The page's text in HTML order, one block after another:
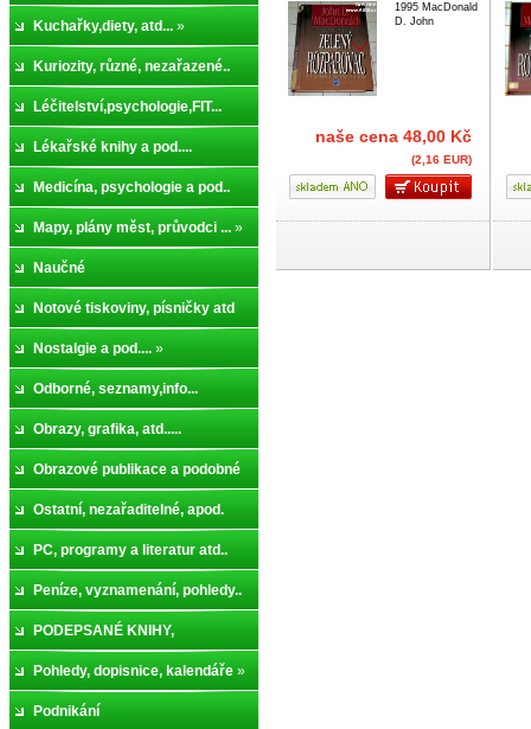
» Kuchařky,diety, atd... »
Kuriozity, různé, nezařazené..
Léčitelství,psychologie,FIT...
Lékařské knihy a pod....
Medicína, psychologie a pod..
Mapy, plány měst, průvodci ... »
Naučné
Notové tiskoviny, písničky atd
Nostalgie a pod.... »
Odborné, seznamy,info...
Obrazy, grafika, atd.....
Obrazové publikace a podobné
Ostatní, nezařaditelné, apod.
PC, programy a literatur atd..
Peníze, vyznamenání, pohledy..
PODEPSANÉ KNIHY,
ČÍSLOVANÉ, ..
Pohledy, dopisnice, kalendáře »
Podnikání
1995 MacDonald
D. John
naše cena 48,00 Kč
(2,16 EUR)